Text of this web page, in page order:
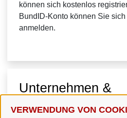
VERWENDUNG VON
können sich kostenlos
BundID-Konto können Sie sich
anmelden.
Unternehmen &
Organisationen